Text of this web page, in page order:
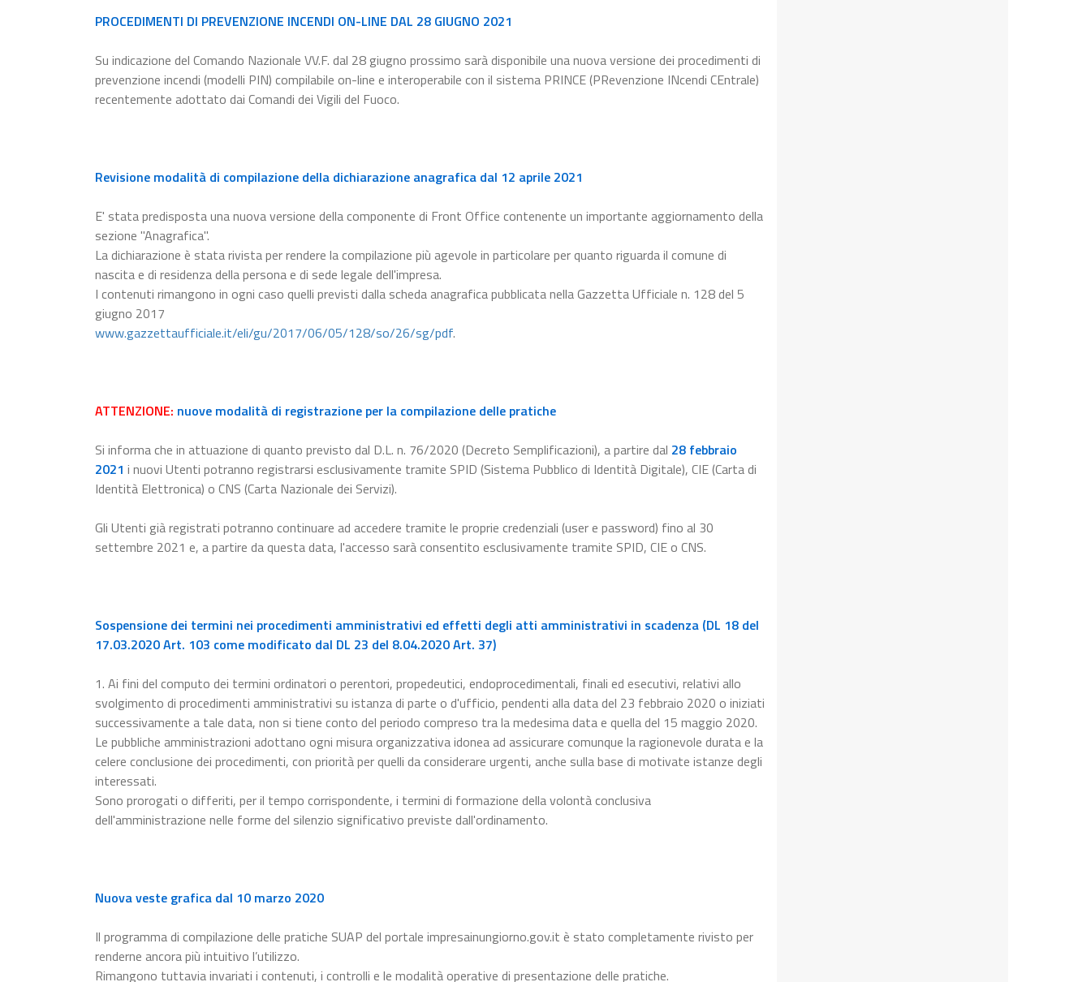
PROCEDIMENTI DI PREVENZIONE INCENDI ON-LINE DAL 28 GIUGNO 2021
Su indicazione del Comando Nazionale VV.F. dal 28 giugno prossimo sarà disponibile una nuova versione dei procedimenti di
prevenzione incendi (modelli PIN) compilabile on-line e interoperabile con il sistema PRINCE (PRevenzione INcendi CEntrale)
recentemente adottato dai Comandi dei Vigili del Fuoco.
Revisione modalità di compilazione della dichiarazione anagrafica dal 12 aprile 2021
E' stata predisposta una nuova versione della componente di Front Office contenente un importante aggiornamento della
sezione "Anagrafica".
La dichiarazione è stata rivista per rendere la compilazione più agevole in particolare per quanto riguarda il comune di
nascita e di residenza della persona e di sede legale dell'impresa.
I contenuti rimangono in ogni caso quelli previsti dalla scheda anagrafica pubblicata nella Gazzetta Ufficiale n. 128 del 5
giugno 2017
www.gazzettaufficiale.it/eli/gu/2017/06/05/128/so/26/sg/pdf.
ATTENZIONE: nuove modalità di registrazione per la compilazione delle pratiche
Si informa che in attuazione di quanto previsto dal D.L. n. 76/2020 (Decreto Semplificazioni), a partire dal 28 febbraio
2021 i nuovi Utenti potranno registrarsi esclusivamente tramite SPID (Sistema Pubblico di Identità Digitale), CIE (Carta di
Identità Elettronica) o CNS (Carta Nazionale dei Servizi).
Gli Utenti già registrati potranno continuare ad accedere tramite le proprie credenziali (user e password) fino al 30
settembre 2021 e, a partire da questa data, l'accesso sarà consentito esclusivamente tramite SPID, CIE o CNS.
Sospensione dei termini nei procedimenti amministrativi ed effetti degli atti amministrativi in scadenza (DL 18 del
17.03.2020 Art. 103 come modificato dal DL 23 del 8.04.2020 Art. 37)
1. Ai fini del computo dei termini ordinatori o perentori, propedeutici, endoprocedimentali, finali ed esecutivi, relativi allo
svolgimento di procedimenti amministrativi su istanza di parte o d'ufficio, pendenti alla data del 23 febbraio 2020 o iniziati
successivamente a tale data, non si tiene conto del periodo compreso tra la medesima data e quella del 15 maggio 2020.
Le pubbliche amministrazioni adottano ogni misura organizzativa idonea ad assicurare comunque la ragionevole durata e la
celere conclusione dei procedimenti, con priorità per quelli da considerare urgenti, anche sulla base di motivate istanze degli
interessati.
Sono prorogati o differiti, per il tempo corrispondente, i termini di formazione della volontà conclusiva
dell'amministrazione nelle forme del silenzio significativo previste dall'ordinamento.
Nuova veste grafica dal 10 marzo 2020
Il programma di compilazione delle pratiche SUAP del portale impresainungiorno.gov.it è stato completamente rivisto per
renderne ancora più intuitivo l’utilizzo.
Rimangono tuttavia invariati i contenuti, i controlli e le modalità operative di presentazione delle pratiche.